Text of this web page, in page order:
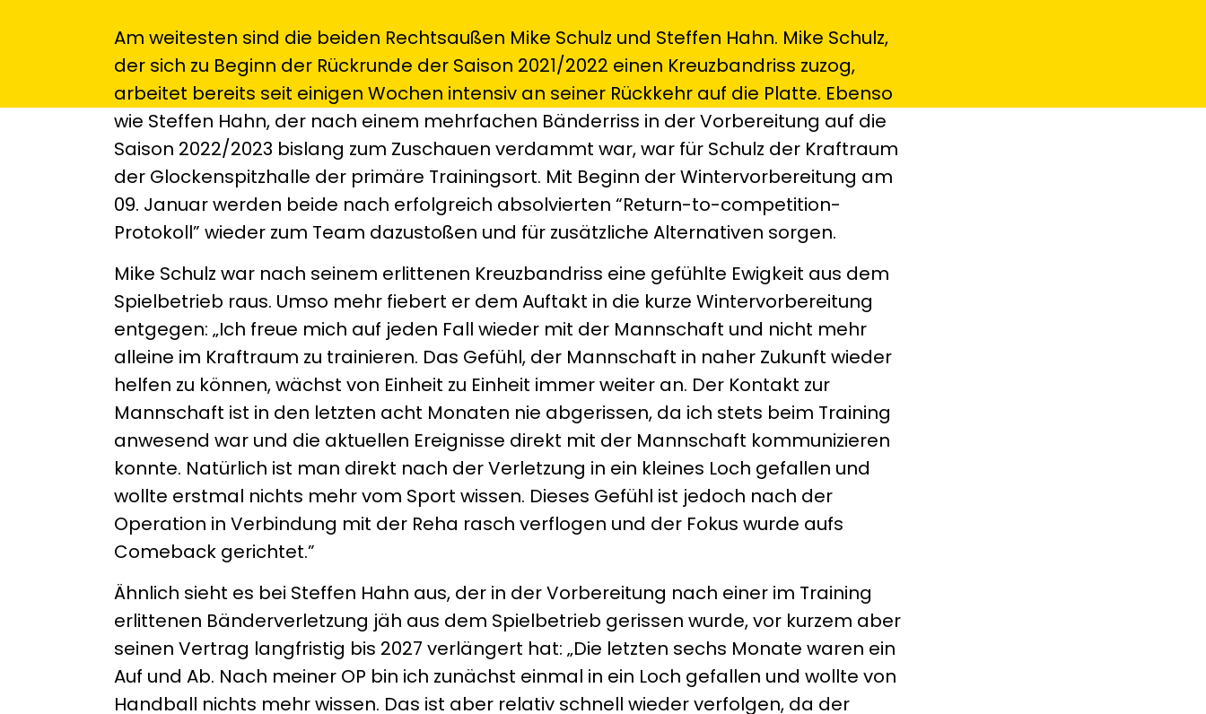
Am weitesten sind die beiden Rechtsaußen Mike Schulz und Steffen Hahn. Mike Schulz,
der sich zu Beginn der Rückrunde der Saison 2021/2022 einen Kreuzbandriss zuzog,
arbeitet bereits seit einigen Wochen intensiv an seiner Rückkehr auf die Platte. Ebenso
wie Steffen Hahn, der nach einem mehrfachen Bänderriss in der Vorbereitung auf die
Saison 2022/2023 bislang zum Zuschauen verdammt war, war für Schulz der Kraftraum
der Glockenspitzhalle der primäre Trainingsort. Mit Beginn der Wintervorbereitung am
09. Januar werden beide nach erfolgreich absolvierten “Return-to-competition-
Protokoll” wieder zum Team dazustoßen und für zusätzliche Alternativen sorgen.
Mike Schulz war nach seinem erlittenen Kreuzbandriss eine gefühlte Ewigkeit aus dem
Spielbetrieb raus. Umso mehr fiebert er dem Auftakt in die kurze Wintervorbereitung
entgegen: „Ich freue mich auf jeden Fall wieder mit der Mannschaft und nicht mehr
alleine im Kraftraum zu trainieren. Das Gefühl, der Mannschaft in naher Zukunft wieder
helfen zu können, wächst von Einheit zu Einheit immer weiter an. Der Kontakt zur
Mannschaft ist in den letzten acht Monaten nie abgerissen, da ich stets beim Training
anwesend war und die aktuellen Ereignisse direkt mit der Mannschaft kommunizieren
konnte. Natürlich ist man direkt nach der Verletzung in ein kleines Loch gefallen und
wollte erstmal nichts mehr vom Sport wissen. Dieses Gefühl ist jedoch nach der
Operation in Verbindung mit der Reha rasch verflogen und der Fokus wurde aufs
Comeback gerichtet.”
Ähnlich sieht es bei Steffen Hahn aus, der in der Vorbereitung nach einer im Training
erlittenen Bänderverletzung jäh aus dem Spielbetrieb gerissen wurde, vor kurzem aber
seinen Vertrag langfristig bis 2027 verlängert hat: „Die letzten sechs Monate waren ein
Auf und Ab. Nach meiner OP bin ich zunächst einmal in ein Loch gefallen und wollte von
Handball nichts mehr wissen. Das ist aber relativ schnell wieder verfolgen, da der